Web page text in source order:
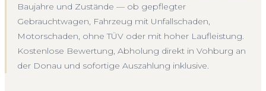
Baujahre und Zustände — ob gepflegter
Gebrauchtwagen, Fahrzeug mit Unfallschaden,
Motorschaden, ohne TÜV oder mit hoher Laufleistung.
Kostenlose Bewertung, Abholung direkt in Vohburg an
der Donau und sofortige Auszahlung inklusive.